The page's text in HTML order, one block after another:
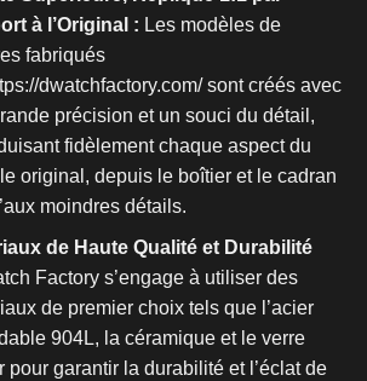
à l’Original : Les modèles de
fabriqués
dwatchfactory.com/sont créés avec
précision et un souci du détail,
fidèlement chaque aspect du
original, depuis le boîtier et le cadran
moindres détails.
de Haute Qualité et Durabilité
Factory s’engage à utiliser des
de premier choix tels que l’acier
904L, la céramique et le verre
pour garantir la durabilité et l’éclat de